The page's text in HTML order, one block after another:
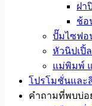
ฝา
ช้อ
ปั๊มไซฟอน
หัวนิปเปิ้
แม่พิมพ์ แ
โปรโมชั่นและ
คำถามที่พบบ่อ